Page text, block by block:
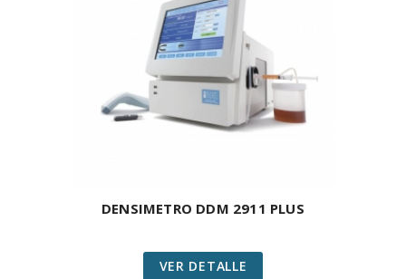
DENSIMETRO DDM 2911 PLUS
VER DETALLE